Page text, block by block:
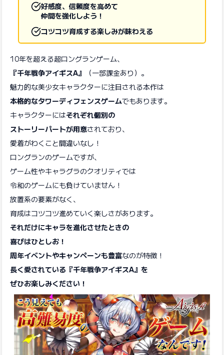
好感度、信頼度を高めて
仲間を強化しよう！
コツコツ育成する楽しみが味わえる
10年を超える超ロングランゲーム、
『千年戦争アイギスA』
（一部課金あり）。
魅力的な美少女キャラクターに注目される本作は
本格的なタワーディフェンスゲームでもあります。
キャラクターにはそれぞれ個別の
ストーリーパートが用意されており、
愛着がわくこと間違いなし！
ロングランのゲームですが、
ゲーム性やキャラグラのクオリティでは
令和のゲームにも負けていません！
放置系の要素がなく、
育成はコツコツ進めていく楽しさがあります。
それだけにキャラを進化させたときの
喜びはひとしお！
周年イベントやキャンペーンも豊富なのが特徴！
長く愛されている『千年戦争アイギスA』を
ぜひお楽しみください！